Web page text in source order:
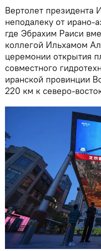
Вертолет президента
неподалеку от ирано-
где Эбрахим Раиси
коллегой Ильхамом
церемонии открытия
совместного
иранской провинции
220 км к северо-